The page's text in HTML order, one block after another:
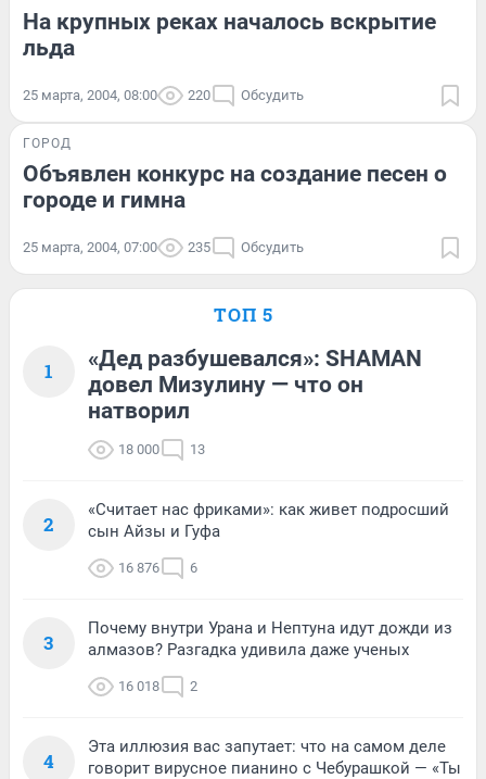
На крупных реках началось вскрытие
льда
25 марта, 2004, 08:00 220 Обсудить
ГОРОД
Объявлен конкурс на создание песен о
городе и гимна
25 марта, 2004, 07:00 235 Обсудить
ТОП 5
1
«Дед разбушевался»: SHAMAN
довел Мизулину — что он
натворил
18 000 13
2
«Считает нас фриками»: как живет подросший
сын Айзы и Гуфа
16 876 6
3
Почему внутри Урана и Нептуна идут дожди из
алмазов? Разгадка удивила даже ученых
16 018 2
4
Эта иллюзия вас запутает: что на самом деле
говорит вирусное пианино с Чебурашкой — «Ты